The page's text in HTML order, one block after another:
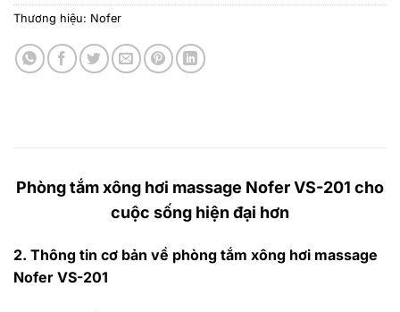
Thương hiệu: Nofer
Phòng tắm xông hơi massage Nofer VS-201 cho
cuộc sống hiện đại hơn
2. Thông tin cơ bản về phòng tắm xông hơi massage
Nofer VS-201